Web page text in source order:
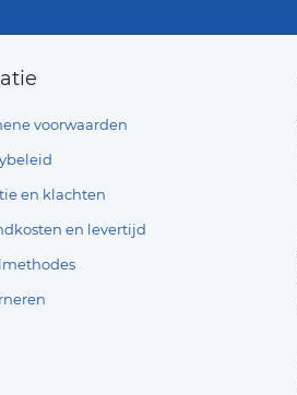
voorwaarden
en klachten
en levertijd